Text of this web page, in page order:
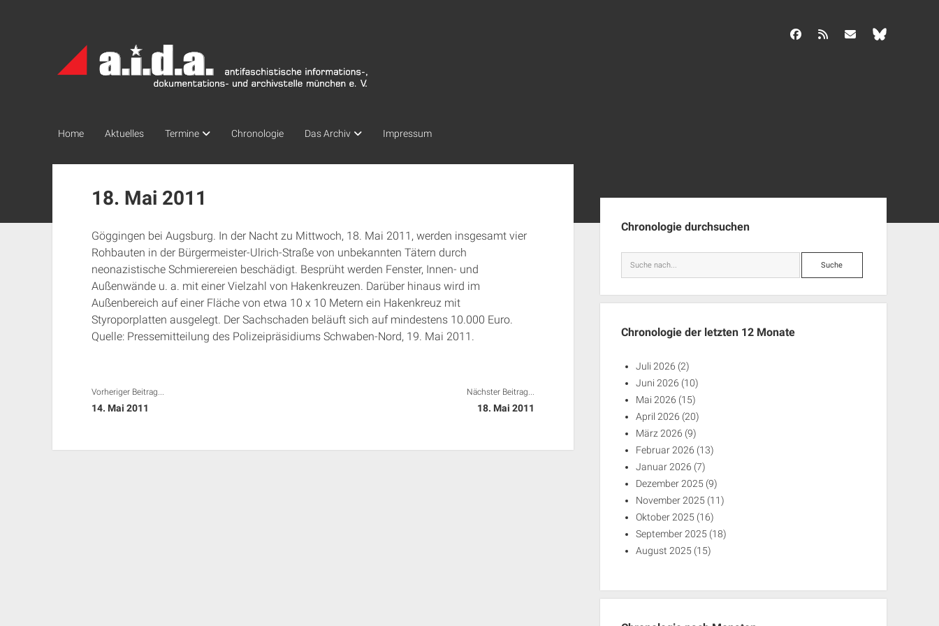
Archiv
München
facebook info@aida-archiv.de
Home Aktuelles Termine Chronologie Das Archiv Impressum
18. Mai 2011
Göggingen bei Augsburg. In der Nacht zu Mittwoch, 18. Mai 2011, werden insgesamt vier
Rohbauten in der Bürgermeister-Ulrich-Straße von unbekannten Tätern durch
neonazistische Schmierereien beschädigt. Besprüht werden Fenster, Innen- und
Außenwände u. a. mit einer Vielzahl von Hakenkreuzen. Darüber hinaus wird im
Außenbereich auf einer Fläche von etwa 10 x 10 Metern ein Hakenkreuz mit
Styroporplatten ausgelegt. Der Sachschaden beläuft sich auf mindestens 10.000 Euro.
Quelle: Pressemitteilung des Polizeipräsidiums Schwaben-Nord, 19. Mai 2011.
Vorheriger Beitrag...
14. Mai 2011
Nächster Beitrag...
18. Mai 2011
Chronologie durchsuchen
Suche
Chronologie der letzten 12 Monate
Juli 2026 (2)
Juni 2026 (10)
Mai 2026 (15)
April 2026 (20)
März 2026 (9)
Februar 2026 (13)
Januar 2026 (7)
Dezember 2025 (9)
November 2025 (11)
Oktober 2025 (16)
September 2025 (18)
August 2025 (15)